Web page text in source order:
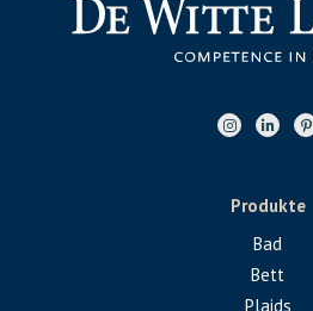
Produkte
Bad
Bett
Plaids